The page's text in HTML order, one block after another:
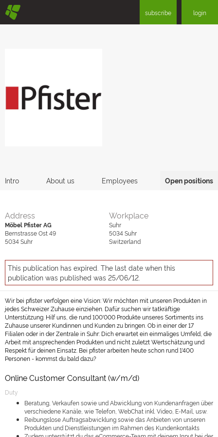
§ subscribe login
Intro About us Employees Open positions
Address
Möbel Pfister AG
Bernstrasse Ost 49
5034Suhr
Workplace
Suhr
5034Suhr
Switzerland
This publication has expired. The last date when this
publication was published was 25/06/12.
Wir bei pfister verfolgen eine Vision: Wir möchten mit unseren Produkten in
jedes Schweizer Zuhause einziehen. Dafür suchen wir tatkräftige
Unterstützung. Hilf uns, die rund 100'000 Produkte unseres Sortiments ins
Zuhause unserer Kundinnen und Kunden zu bringen. Ob in einer der 17
Filialen oder in der Zentrale in Suhr: Dich erwartet ein einmaliges Umfeld, die
Arbeit mit ansprechenden Produkten und nicht zuletzt Wertschätzung und
Respekt für deinen Einsatz. Bei pfister arbeiten heute schon rund 1'400
Personen - kommst du bald dazu?
Online Customer Consultant (w/m/d)
Duty
Beratung, Verkaufen sowie und Abwicklung von Kundenanfragen über
verschiedene Kanäle, wie Telefon, WebChat inkl. Video, E-Mail, usw.
Reibungslose Auftragsabwicklung sowie das Anbieten von unseren
Produkten und Dienstleistungen im Rahmen des Kundenkontakts